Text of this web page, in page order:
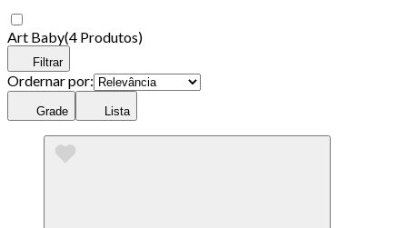
Art Baby(4 Produtos)
Filtrar
Ordernar por:
Grade Lista